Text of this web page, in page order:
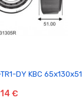
DY KBC 65x130x51
€